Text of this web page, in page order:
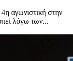
αγωνιστική στην
λόγω των...